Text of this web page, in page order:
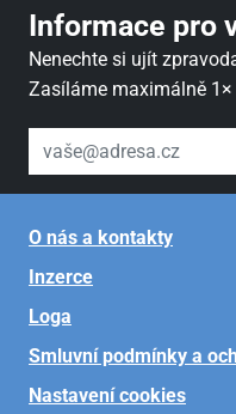
Informace pro
Nenechte si ujít
Zasíláme maximálně 1×
váš email
O nás a kontakty
Inzerce
Loga
Smluvní podmínky a
Nastavení cookies